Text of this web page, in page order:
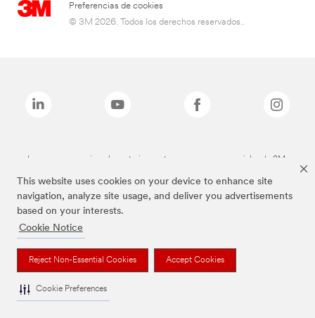
This website uses cookies on your device to enhance site
navigation, analyze site usage, and deliver you advertisements
based on your interests.
Cookie Notice
Reject Non-Essential Cookies Accept Cookies
Cookie Preferences
Preferencias de cookies
© 3M 2026. Todos los derechos reservados..
Las marcas mencionadas anteriormente son marcas comerciales de 3M.